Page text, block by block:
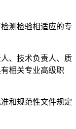
测检验相适应的专
、技术负责人、质
相关专业高级职
和规范性文件规定